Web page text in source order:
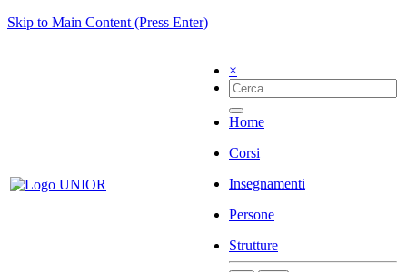
Skip to Main Content (Press Enter)
×
Home
Corsi
Insegnamenti
Persone
Strutture